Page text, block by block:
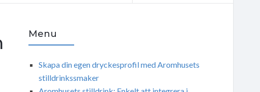
Menu
Skapa din egen dryckesprofil med Aromhusets
stilldrinkssmaker